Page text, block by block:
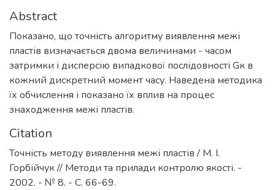
Abstract
Показано, що точність алгоритму виявлення межі
пластів визначається двома величинами - часом
затримки і дисперсію випадкової послідовності Gк в
кожний дискретний момент часу. Наведена методика
їх обчислення і показано їх вплив на процес
знаходження межі пластів.
Citation
Точність методу виявлення межі пластів / М. І.
Горбійчук // Методи та прилади контролю якості. -
2002. - № 8. - С. 66-69.